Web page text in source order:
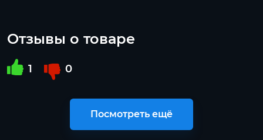
Отзывы о товаре
1 0
Посмотреть ещё